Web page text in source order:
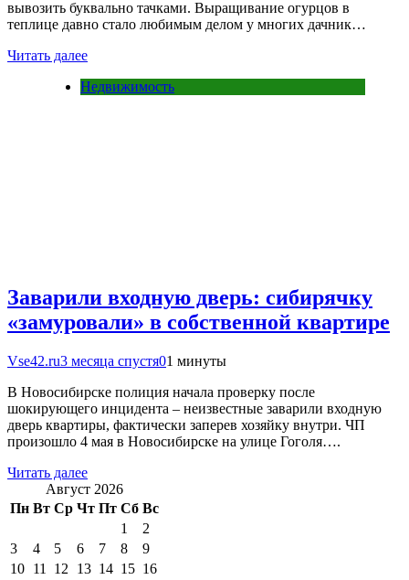
вывозить буквально тачками. Выращивание огурцов в
теплице давно стало любимым делом у многих дачник…
Читать далее
Недвижимость
Заварили входную дверь: сибирячку
«замуровали» в собственной квартире
Vse42.ru3 месяца спустя01 минуты
В Новосибирске полиция начала проверку после
шокирующего инцидента – неизвестные заварили входную
дверь квартиры, фактически заперев хозяйку внутри. ЧП
произошло 4 мая в Новосибирске на улице Гоголя….
Читать далее
Август 2026
Пн Вт Ср Чт Пт Сб Вс
1
2
3
4 5 6 7 8
9
10 11 12 13 14 15 16